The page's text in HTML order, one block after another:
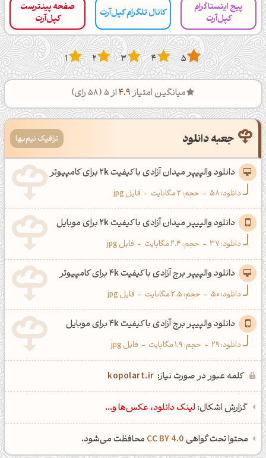
پیج اینستاگرام
کپل‌آرت
کانال تلگرام کپل‌آرت
صفحه پینترست
کپل‌آرت
5
4
3
2
1
میانگین امتیاز4.9از 5 ( 58رای)
جعبه دانلود ترافیک نیم‌بها
دانلود والپیپر میدان آزادی با کیفیت 2k برای کامپیوتر
دانلود:58
- حجم: 2 مگابایت - فایل jpg
دانلود والپیپر میدان آزادی با کیفیت 2k برای موبایل
دانلود:37
- حجم: 2.4 مگابایت - فایل jpg
دانلود والپیپر برج آزادی با کیفیت 4k برای کامپیوتر
دانلود:50
- حجم: 2.5 مگابایت - فایل jpg
دانلود والپیپر برج آزادی با کیفیت 4k برای موبایل
دانلود:29
- حجم: 1.9 مگابایت - فایل jpg
کلمه عبور در صورت نیاز: kopolart.ir
گزارش اشکال: لینک دانلود، عکس‌ها و...
محتوا تحت گواهیCC BY 4.0 محافظت می‌شود.